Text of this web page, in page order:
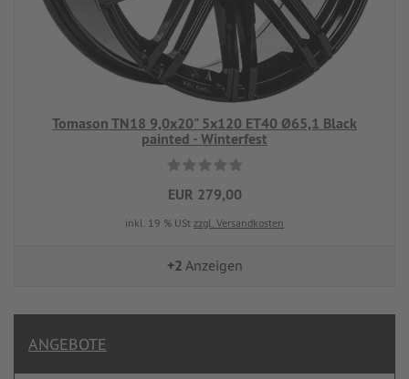
Tomason TN18 9,0x20" 5x120 ET40 Ø65,1 Black
painted - Winterfest
EUR 279,00
inkl. 19 % USt zzgl. Versandkosten
+2 Anzeigen
ANGEBOTE